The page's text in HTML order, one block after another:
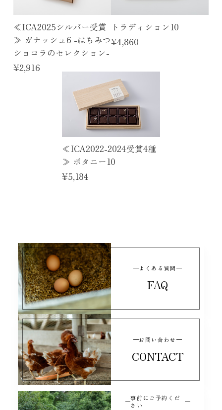
ちり食感と口溶けのなめらかさが絶妙で、是非リピート
したいです！ 催事も多くなってきて大変かと思います
が、これからも美味しいお菓子を楽しみにしています。
2026/07/27
10粒全て美味しくいただきました！ 美味しいチョコレ
ートを食べることが出来て幸せです。 有難うございま
2026/07/24
2026/07/23
≪ICA2025シルバー受賞≫ ガナッシュ6 -はちみつショコラのセレクション-
2026/07/20
Anniversary6に入っていた、はちみつマロンがコチラ
のBOXにも入っていてまた食べれる嬉しさに狂喜乱舞し
てました。本っ当に美味しいし凄いです。勿論はちみつ
マロン以外も全て美味しくいただきました。有難うござ
いました。
≪ICA2025シルバー受賞
≫ ガナッシュ6 -はちみつ
ショコラのセレクション-
¥2,916
トラディション10
¥4,860
≪ICA2022-2024受賞4種
≫ ボタニー10
¥5,184
よくある質問
FAQ
お問い合わせ
CONTACT
事前にご予約くだ
さい